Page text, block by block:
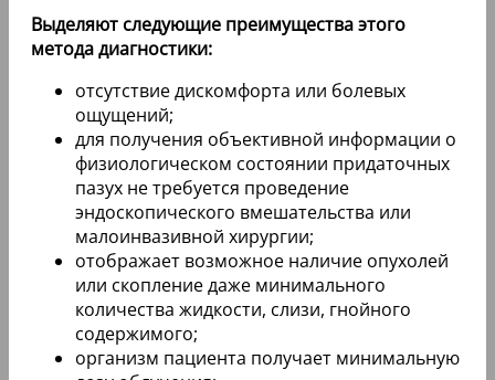
Выделяют следующие преимущества этого
метода диагностики:
отсутствие дискомфорта или болевых
ощущений;
для получения объективной информации о
физиологическом состоянии придаточных
пазух не требуется проведение
эндоскопического вмешательства или
малоинвазивной хирургии;
отображает возможное наличие опухолей
или скопление даже минимального
количества жидкости, слизи, гнойного
содержимого;
организм пациента получает минимальную